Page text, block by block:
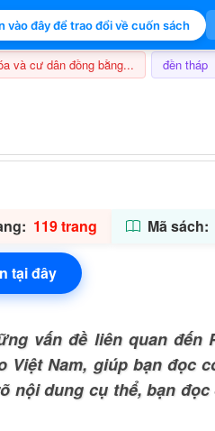
vào đây để trao đổi về cuốn sách
và cư dân đồng bằng... đền tháp
119 trang Mã sách:
tại đây
vấn đề liên quan đến
Việt Nam, giúp bạn đọc
nội dung cụ thể, bạn